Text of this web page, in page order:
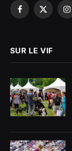
Facebook
X
SUR LE VIF